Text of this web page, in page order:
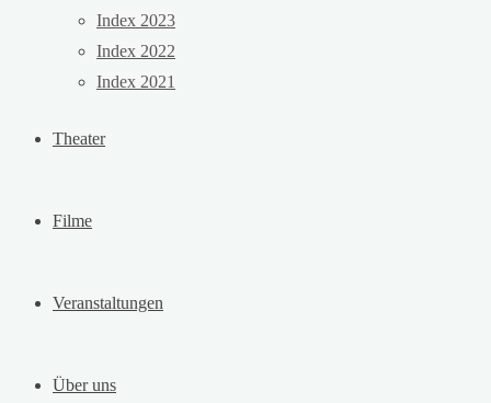
Index 2023
Index 2022
Index 2021
Theater
Filme
Veranstaltungen
Über uns